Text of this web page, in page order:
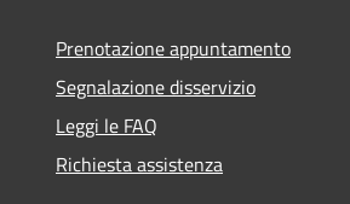
Prenotazione appuntamento
Segnalazione disservizio
Leggi le FAQ
Richiesta assistenza